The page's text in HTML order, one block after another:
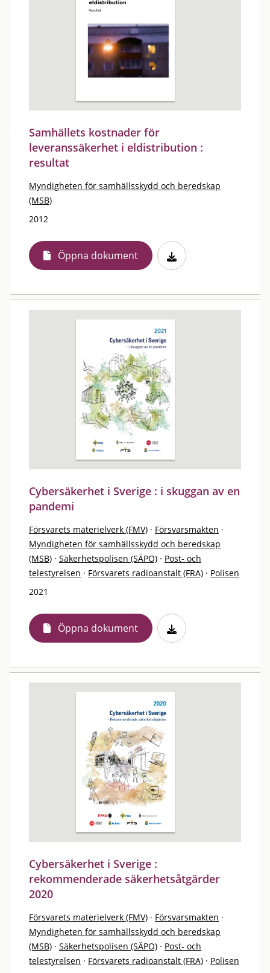
Samhällets kostnader för
leveranssäkerhet i eldistribution :
resultat
Myndigheten för samhällsskydd och beredskap
(MSB)
2012
Öppna dokument
Cybersäkerhet i Sverige : i skuggan av en
pandemi
Försvarets materielverk (FMV) · Försvarsmakten ·
Myndigheten för samhällsskydd och beredskap
(MSB) · Säkerhetspolisen (SÄPO) · Post- och
telestyrelsen · Försvarets radioanstalt (FRA) · Polisen
2021
Öppna dokument
Cybersäkerhet i Sverige :
rekommenderade säkerhetsåtgärder
2020
Försvarets materielverk (FMV) · Försvarsmakten ·
Myndigheten för samhällsskydd och beredskap
(MSB) · Säkerhetspolisen (SÄPO) · Post- och
telestyrelsen · Försvarets radioanstalt (FRA) · Polisen